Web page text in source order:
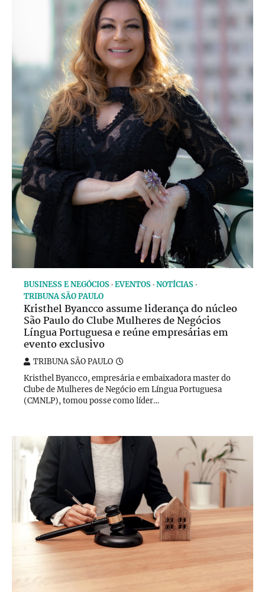
BUSINESS E NEGÓCIOS EVENTOS NOTÍCIAS
TRIBUNA SÃO PAULO
Kristhel Byancco assume liderança do núcleo
São Paulo do Clube Mulheres de Negócios
Língua Portuguesa e reúne empresárias em
evento exclusivo
TRIBUNA SÃO PAULO
Kristhel Byancco, empresária e embaixadora master do
Clube de Mulheres de Negócio em Língua Portuguesa
(CMNLP), tomou posse como líder…